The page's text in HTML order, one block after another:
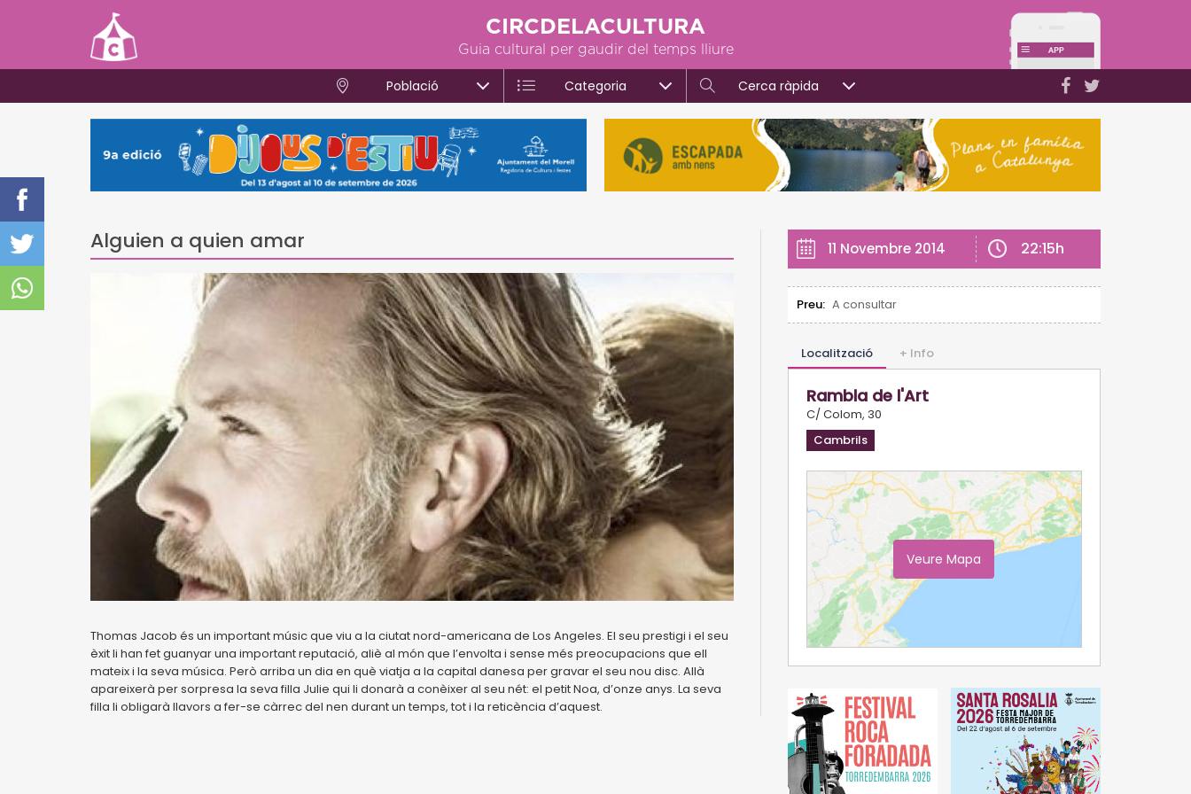
CIRCDELACULTURA
Guia cultural per gaudir del temps lliure
Població Categoria Cerca ràpida
Alguien a quien amar
Thomas Jacob és un important músic que viu a la ciutat nord-americana de Los Angeles. El seu prestigi i el seu
èxit li han fet guanyar una important reputació, aliè al món que l’envolta i sense més preocupacions que ell
mateix i la seva música. Però arriba un dia en què viatja a la capital danesa per gravar el seu nou disc. Allà
apareixerà per sorpresa la seva filla Julie qui li donarà a conèixer al seu nét: el petit Noa, d’onze anys. La seva
filla li obligarà llavors a fer-se càrrec del nen durant un temps, tot i la reticència d’aquest.
11 Novembre 2014 22:15h
Preu: A consultar
Localització + Info
Rambla de l'Art
C/ Colom, 30
Cambrils
Veure Mapa